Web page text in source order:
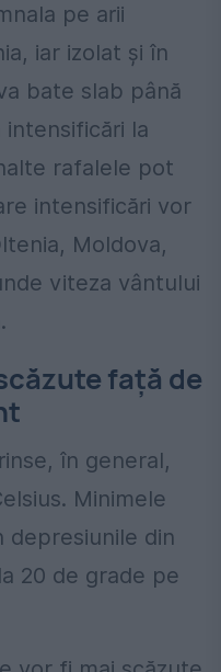
pe arii
iar izolat și în
bate slab până
intensificări la
rafalele pot
intensificări vor
Moldova,
viteza vântului
față de
în general,
Minimele
depresiunile din
20 de grade pe